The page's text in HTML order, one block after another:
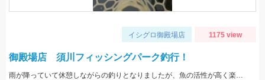
イシグロ御殿場店 1175 view
御殿場店 須川フィッシングパーク釣行！
雨が降っていて休憩しながらの釣りとなりましたが、魚の活性が高く楽しむことができました！Bスパーク2.0ｇのＧマジョーラに反応良かったです。